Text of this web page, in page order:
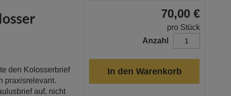
den Kolosserbrief
praxisrelevant.
auf, nicht
70,00 €
pro Stück
Anzahl
In den Warenkorb